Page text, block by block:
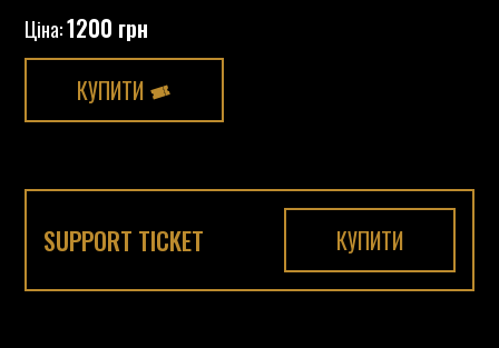
Ціна:1200 грн
КУПИТИ
SUPPORT TICKET КУПИТИ